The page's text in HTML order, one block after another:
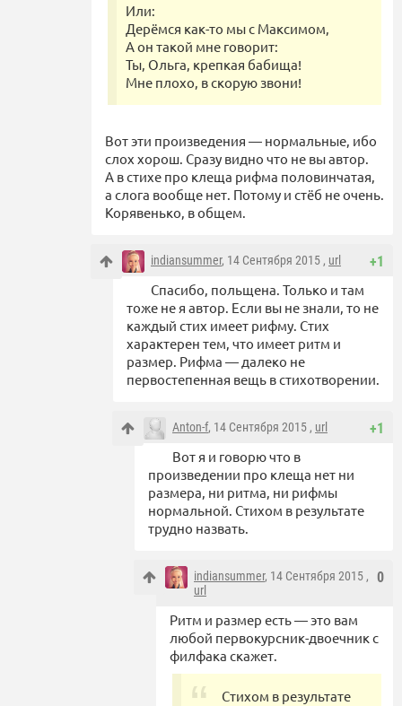
Или:
Дерёмся как-то мы с Максимом,
А он такой мне говорит:
Ты, Ольга, крепкая бабища!
Мне плохо, в скорую звони!
Вот эти произведения — нормальные, ибо
слох хорош. Сразу видно что не вы автор.
А в стихе про клеща рифма половинчатая,
а слога вообще нет. Потому и стёб не очень.
Корявенько, в общем.
+1
indiansummer, 14 Сентября 2015 , url
Спасибо, польщена. Только и там
тоже не я автор. Если вы не знали, то не
каждый стих имеет рифму. Стих
характерен тем, что имеет ритм и
размер. Рифма — далеко не
первостепенная вещь в стихотворении.
+1
Anton-f, 14 Сентября 2015 , url
Вот я и говорю что в
произведении про клеща нет ни
размера, ни ритма, ни рифмы
нормальной. Стихом в результате
трудно назвать.
0
indiansummer, 14 Сентября 2015 ,
url
Ритм и размер есть — это вам
любой первокурсник-двоечник с
филфака скажет.
Стихом в результате